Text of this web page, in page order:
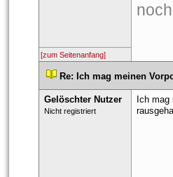
[zum Seitenanfang]
Re: Ich mag meinen
Gelöschter Nutzer
Nicht registriert
Ich